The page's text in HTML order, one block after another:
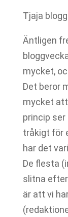
Tjaja
Äntligen
mycket,
Det beror
mycket
princip ser
tråkigt för
har det
De flesta
slitna
är att vi